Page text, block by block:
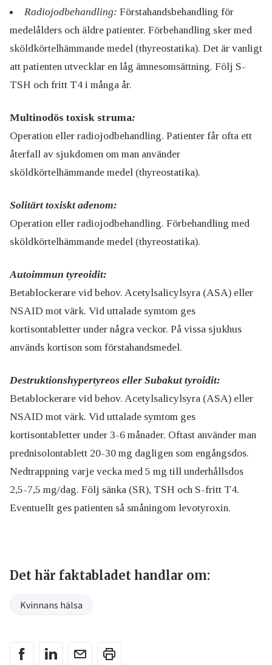
Radiojodbehandling: Förstahandsbehandling för
medelålders och äldre patienter. Förbehandling sker med
sköldkörtelhämmande medel (thyreostatika). Det är vanligt
att patienten utvecklar en låg ämnesomsättning. Följ S-
TSH och fritt T4 i många år.
Multinodös toxisk struma:
Operation eller radiojodbehandling. Patienter får ofta ett
återfall av sjukdomen om man använder
sköldkörtelhämmande medel (thyreostatika).
Solitärt toxiskt adenom:
Operation eller radiojodbehandling. Förbehandling med
sköldkörtelhämmande medel (thyreostatika).
Autoimmun tyreoidit:
Betablockerare vid behov. Acetylsalicylsyra (ASA) eller
NSAID mot värk. Vid uttalade symtom ges
kortisontabletter under några veckor. På vissa sjukhus
används kortison som förstahandsmedel.
Destruktionshypertyreos eller Subakut tyroidit:
Betablockerare vid behov. Acetylsalicylsyra (ASA) eller
NSAID mot värk. Vid uttalade symtom ges
kortisontabletter under 3-6 månader. Oftast använder man
prednisolontablett 20-30 mg dagligen som engångsdos.
Nedtrappning varje vecka med 5 mg till underhållsdos
2,5-7,5 mg/dag. Följ sänka (SR), TSH och S-fritt T4.
Eventuellt ges patienten så småningom levotyroxin.
Det här faktabladet handlar om:
Kvinnans hälsa